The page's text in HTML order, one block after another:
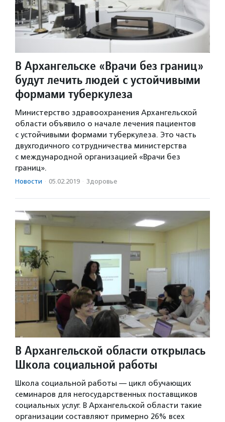
В Архангельске «Врачи без границ»
будут лечить людей с устойчивыми
формами туберкулеза
Министерство здравоохранения Архангельской
области объявило о начале лечения пациентов
с устойчивыми формами туберкулеза. Это часть
двухгодичного сотрудничества министерства
с международной организацией «Врачи без
границ».
Новости · 05.02.2019 · Здоровье
В Архангельской области открылась
Школа социальной работы
Школа социальной работы — цикл обучающих
семинаров для негосударственных поставщиков
социальных услуг. В Архангельской области такие
организации составляют примерно 26% всех